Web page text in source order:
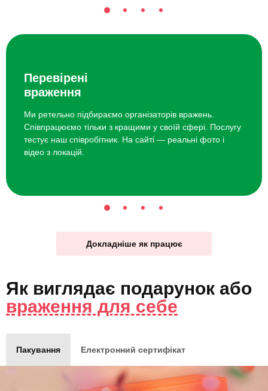
Перевірені
враження
Ми ретельно підбираємо організаторів вражень.
Співпрацюємо тільки з кращими у своїй сфері. Послугу
тестує наш співробітник. На сайті — реальні фото і
відео з локацій.
Докладніше як працює
Як виглядає подарунок або
враження для себе
Пакування Електронний сертифікат